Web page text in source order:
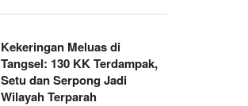
Kekeringan Meluas di
Tangsel: 130 KK Terdampak,
Setu dan Serpong Jadi
Wilayah Terparah